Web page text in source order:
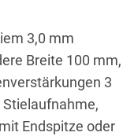
3,0 mm
Breite 100 mm,
3
Endspitze oder